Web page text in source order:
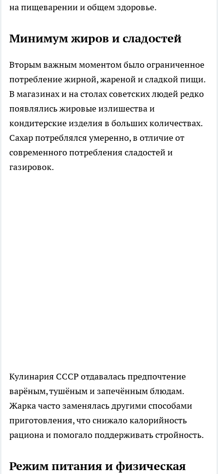
на пищеварении и общем здоровье.
Минимум жиров и сладостей
Вторым важным моментом было ограниченное
потребление жирной, жареной и сладкой пищи.
В магазинах и на столах советских людей редко
появлялись жировые излишества и
кондитерские изделия в больших количествах.
Сахар потреблялся умеренно, в отличие от
современного потребления сладостей и
газировок.
Кулинария СССР отдавалась предпочтение
варёным, тушёным и запечённым блюдам.
Жарка часто заменялась другими способами
приготовления, что снижало калорийность
рациона и помогало поддерживать стройность.
Режим питания и физическая